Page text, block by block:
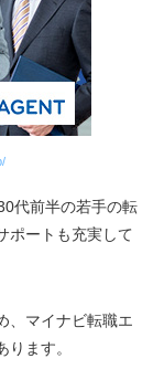
代前半の若手の転
ポートも充実して
、マイナビ転職エ
ます。